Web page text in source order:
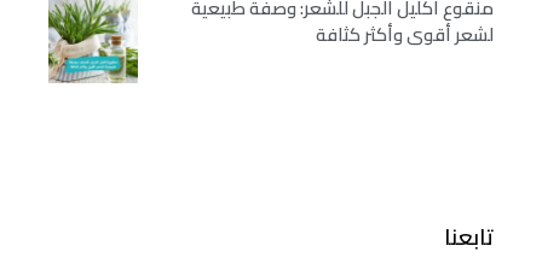
منقوع اكليل الجبل للشعر: وصفة طبيعية
لشعر أقوى وأكثر كثافة
تابعنا